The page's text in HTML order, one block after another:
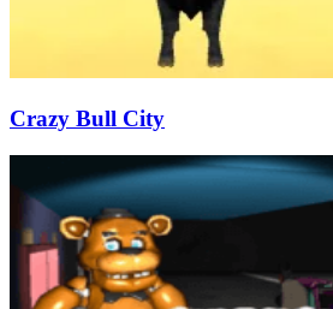
Crazy Bull City